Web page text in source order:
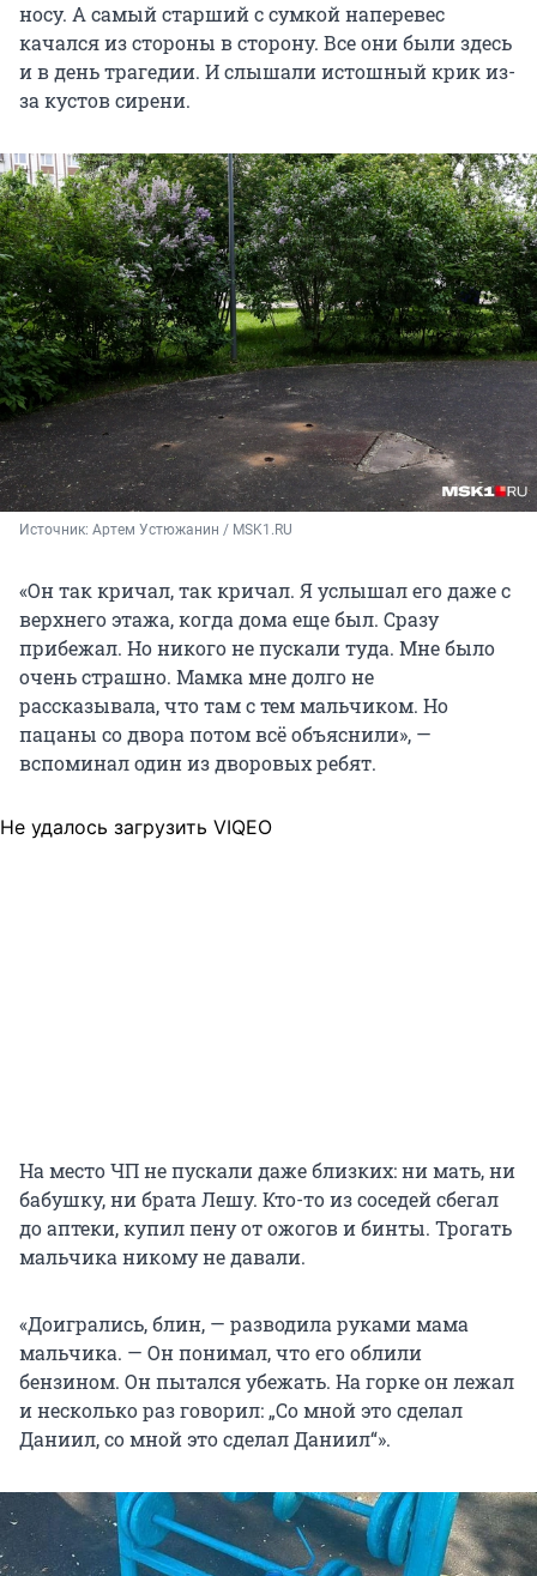
носу. А самый старший с сумкой наперевес
качался из стороны в сторону. Все они были здесь
и в день трагедии. И слышали истошный крик из-
за кустов сирени.
Источник: Артем Устюжанин / MSK1.RU
«Он так кричал, так кричал. Я услышал его даже с
верхнего этажа, когда дома еще был. Сразу
прибежал. Но никого не пускали туда. Мне было
очень страшно. Мамка мне долго не
рассказывала, что там с тем мальчиком. Но
пацаны со двора потом всё объяснили», —
вспоминал один из дворовых ребят.
Не удалось загрузить VIQEO
На место ЧП не пускали даже близких: ни мать, ни
бабушку, ни брата Лешу. Кто-то из соседей сбегал
до аптеки, купил пену от ожогов и бинты. Трогать
мальчика никому не давали.
«Доигрались, блин, — разводила руками мама
мальчика. — Он понимал, что его облили
бензином. Он пытался убежать. На горке он лежал
и несколько раз говорил: „Со мной это сделал
Даниил, со мной это сделал Даниил“».